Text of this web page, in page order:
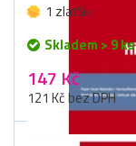
1 zlaťák
Skladem > 9 ks
147 Kč
121 Kč bez DPH